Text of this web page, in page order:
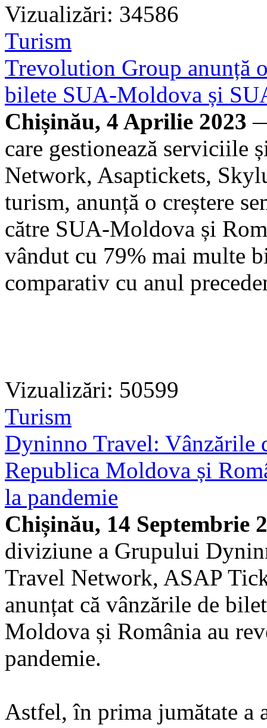
Vizualizări: 34586
Turism
Trevolution Group anunță
bilete SUA-Moldova și
Chișinău, 4 Aprilie 2023
care gestionează serviciile
Network, Asaptickets,
turism, anunță o creștere
către SUA-Moldova și
vândut cu 79% mai multe
comparativ cu anul
Vizualizări: 50599
Turism
Dyninno Travel: Vânzările
Republica Moldova și
la pandemie
Chișinău, 14 Septembrie
diviziune a Grupului
Travel Network, ASAP
anunțat că vânzările de
Moldova și România au
pandemie.
Astfel, în prima jumătate